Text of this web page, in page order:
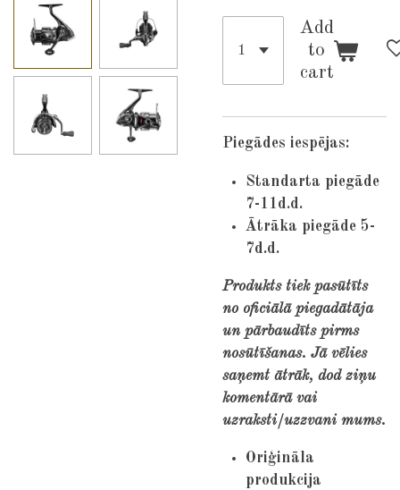
Add
to
cart
Piegādes iespējas:
Standarta piegāde
7-11d.d.
Ātrāka piegāde 5-
7d.d.
Produkts tiek pasūtīts
no oficiālā piegadātāja
un pārbaudīts pirms
nosūtīšanas. Jā vēlies
saņemt ātrāk, dod ziņu
komentārā vai
uzraksti/uzzvani mums.
Oriģināla
produkcija